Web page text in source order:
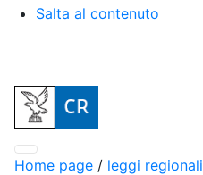
Salta al contenuto
Home page / leggi regionali